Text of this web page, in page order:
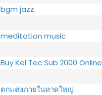
bgm jazz
meditation music
Buy Kel Tec Sub 2000 Online
ตกแต่งภายในหาดใหญ่